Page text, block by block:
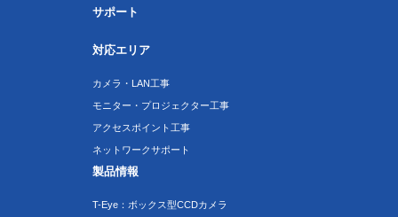
サポート
対応エリア
カメラ・LAN工事
モニター・プロジェクター工事
アクセスポイント工事
ネットワークサポート
製品情報
T-Eye：ボックス型CCDカメラ